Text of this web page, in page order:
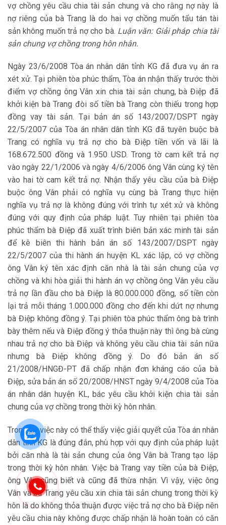
vợ chồng yêu cầu chia tài sản chung và cho rằng nợ này là
nợ riêng của bà Trang là do hai vợ chồng muốn tẩu tán tài
sản không muốn trả nợ cho bà. Luận văn: Giải pháp chia tài
sản chung vợ chồng trong hôn nhân.
Ngày 23/6/2008 Tòa án nhân dân tỉnh KG đã đưa vụ án ra
xét xử. Tại phiên tòa phúc thẩm, Tòa án nhận thấy trước thời
điểm vợ chồng ông Vân xin chia tài sản chung, bà Điệp đã
khởi kiện bà Trang đòi số tiền bà Trang còn thiếu trong hợp
đồng vay tài sản. Tại bản án số 143/2007/DSPT ngày
22/5/2007 của Tòa án nhân dân tỉnh KG đã tuyên buộc bà
Trang có nghĩa vụ trả nợ cho bà Điệp tiền vốn và lãi là
168.672.500 đồng và 1.950 USD. Trong tờ cam kết trả nợ
vào ngày 22/1/2006 và ngày 4/6/2006 ông Vân cùng ký tên
vào hai tờ cam kết trả nợ. Nhận thấy yêu cầu của bà Điệp
buộc ông Vân phải có nghĩa vụ cùng bà Trang thực hiện
nghĩa vụ trả nợ là không đúng với trình tự xét xử và không
đúng với quy định của pháp luật. Tuy nhiên tại phiên tòa
phúc thẩm bà Điệp đã xuất trình biên bản xác minh tài sản
để kê biên thi hành bản án số 143/2007/DSPT ngày
22/5/2007 của thi hành án huyện KL xác lập, có vợ chồng
ông Vân ký tên xác định căn nhà là tài sản chung của vợ
chồng và khi hòa giải thi hành án vợ chồng ông Vân yêu cầu
trả nợ lần đầu cho bà Điệp là 80.000.000 đồng, số tiền còn
lại trả mỗi tháng 1.000.000 đồng cho đến khi dứt nợ nhưng
bà Điệp không đồng ý. Tại phiên tòa phúc thẩm ông bà trình
bày thêm nếu và Điệp đồng ý thỏa thuận này thì ông bà cùng
nhau trả nợ cho bà Điệp và không yêu cầu chia tài sản nữa
nhưng bà Điệp không đồng ý. Do đó bản án số
21/2008/HNGĐ-PT đã chấp nhận đơn kháng cáo của bà
Điệp, sửa bản án số 20/2008/HNST ngày 9/4/2008 của Tòa
án nhân dân huyện KL, bác yêu cầu khởi kiện chia tài sản
chung của vợ chồng trong thời kỳ hôn nhân.
Trong vụ việc này có thể thấy việc giải quyết của Tòa án nhân
dân tỉnh KG là đúng đắn, phù hợp với quy định của pháp luật
bởi căn nhà là tài sản chung của ông Vân bà Trang tạo lập
trong thời kỳ hôn nhân. Việc bà Trang vay tiền của bà Điệp,
ông Vân cũng biết và cũng đã thừa nhận. Vì vậy, việc ông
Vân và bà Trang yêu cầu xin chia tài sản chung trong thời kỳ
hôn là do không thỏa thuận được việc trả nợ cho bà Điệp nên
yêu cầu chia này không được chấp nhận là hoàn toàn có căn